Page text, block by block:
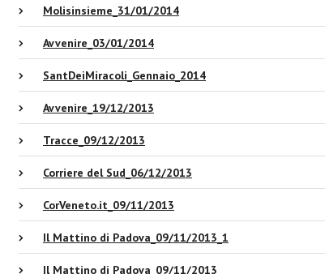
Molisinsieme_31/01/2014
Avvenire_03/01/2014
SantDeiMiracoli_Gennaio_2014
Avvenire_19/12/2013
Tracce_09/12/2013
Corriere del Sud_06/12/2013
CorVeneto.it_09/11/2013
Il Mattino di Padova_09/11/2013_1
Il Mattino di Padova_09/11/2013